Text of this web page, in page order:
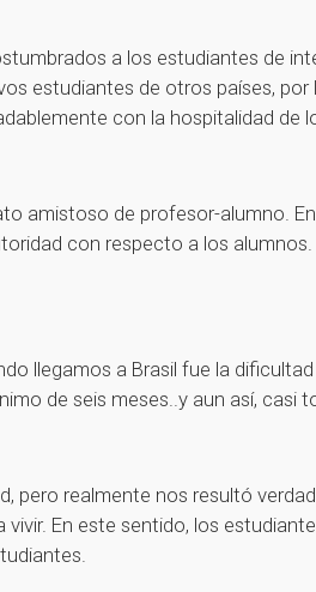
a los estudiantes de
estudiantes de otros países,
con la hospitalidad de
amistoso de profesor-alumno.
con respecto a los
llegamos a Brasil fue la
de seis meses..y aun así, casi
pero realmente nos resultó
vivir. En este sentido, los